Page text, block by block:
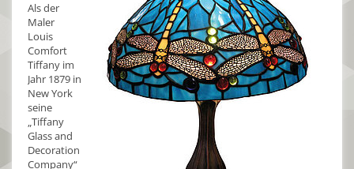
Als der
Maler
Louis
Comfort
Tiffany im
Jahr 1879 in
New York
seine
„Tiffany
Glass and
Decoration
Company“